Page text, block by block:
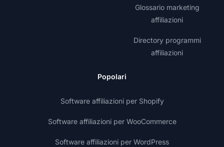
Glossario marketing
affiliazioni
Directory programmi
affiliazioni
Popolari
Software affiliazioni per Shopify
Software affiliazioni per WooCommerce
Software affiliazioni per WordPress